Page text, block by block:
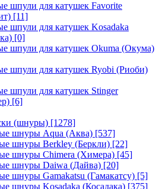
шпули для катушек Favorite
[11]
шпули для катушек Kosadaka
[0]
шпули для катушек Okuma (Окума)
шпули для катушек Ryobi (Риоби)
шпули для катушек Stinger
[6]
(шнуры) [1278]
шнуры Aqua (Аква) [537]
шнуры Berkley (Беркли) [22]
шнуры Chimera (Химера) [45]
шнуры Daiwa (Дайва) [20]
шнуры Gamakatsu (Гамакатсу) [5]
шнуры Kosadaka (Косадака) [375]